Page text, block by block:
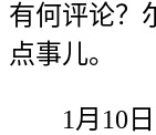
有何评论？
点事儿。
1月10日